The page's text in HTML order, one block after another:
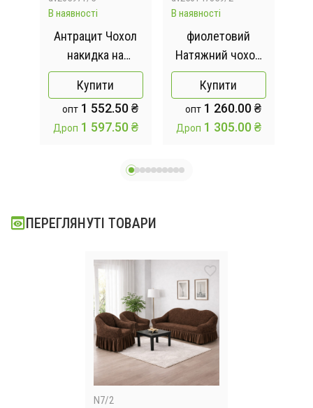
В наявності
Антрацит Чохол
накидка на
кутовий диван з
кріслом,
комплект чохлів
на кутовий диван
Купити
опт1 552.50 ₴
Дроп 1 597.50 ₴
В наявності
фиолетовий
Натяжний чохол
на диван і два
крісла Туреччина,
універсальний
чохол, накидка на
Купити
опт1 260.00 ₴
Дроп 1 305.00 ₴
ПЕРЕГЛЯНУТІ ТОВАРИ
N7/2